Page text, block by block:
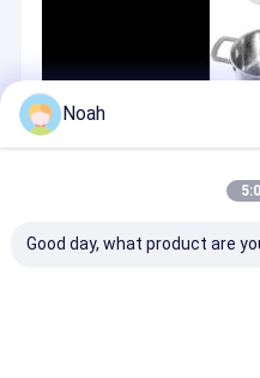
De Machine van het de
Noah
Good day, what product are